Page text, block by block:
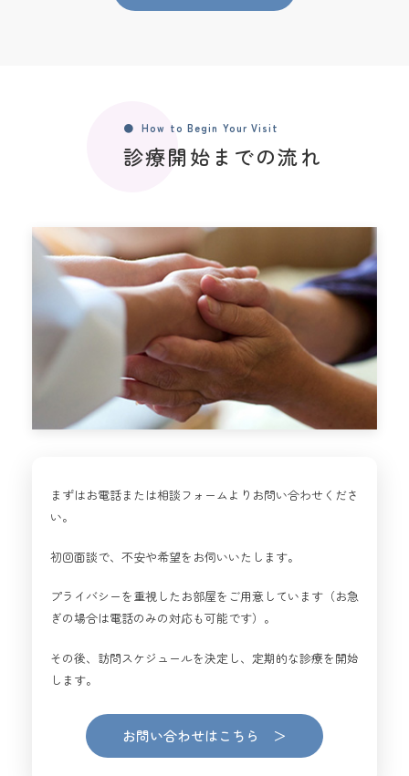
How to Begin Your Visit
診療開始までの流れ
まずはお電話または相談フォームよりお問い合わせくださ
い。
初回面談で、不安や希望をお伺いいたします。
プライバシーを重視したお部屋をご用意しています（お急
ぎの場合は電話のみの対応も可能です）。
その後、訪問スケジュールを決定し、定期的な診療を開始
します。
お問い合わせはこちら ＞